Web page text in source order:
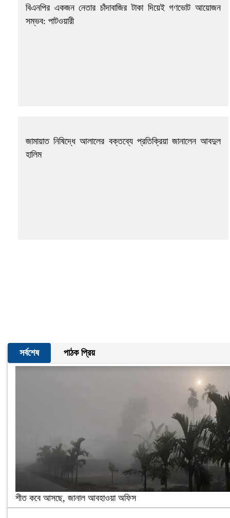
বিএনপির একজন নেতার চাঁদাবাজির টাকা দিয়েই গণভোট আয়োজন
সম্ভব: পাটওয়ারী
জামায়াত নিষিদ্ধে আলালের বক্তব্যে প্রতিক্রিয়া জানালেন আবদুল
হালিম
সর্বশেষ পাঠক প্রিয়
শীত কবে আসছে, জানাল আবহাওয়া অফিস